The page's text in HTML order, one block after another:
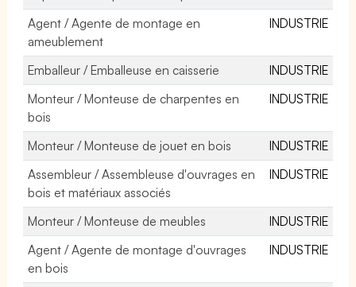
Agent / Agente de montage en
ameublement
INDUSTRIE
Emballeur / Emballeuse en caisserie
INDUSTRIE
Monteur / Monteuse de charpentes en
bois
INDUSTRIE
Monteur / Monteuse de jouet en bois
INDUSTRIE
Assembleur / Assembleuse d'ouvrages en
bois et matériaux associés
INDUSTRIE
Monteur / Monteuse de meubles
INDUSTRIE
Agent / Agente de montage d'ouvrages
en bois
INDUSTRIE